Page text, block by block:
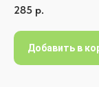
285 р.
Добавить в